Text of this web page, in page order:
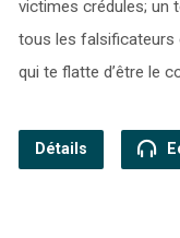
victimes crédules; un
tous les falsificateurs
qui te flatte d’être le
Détails